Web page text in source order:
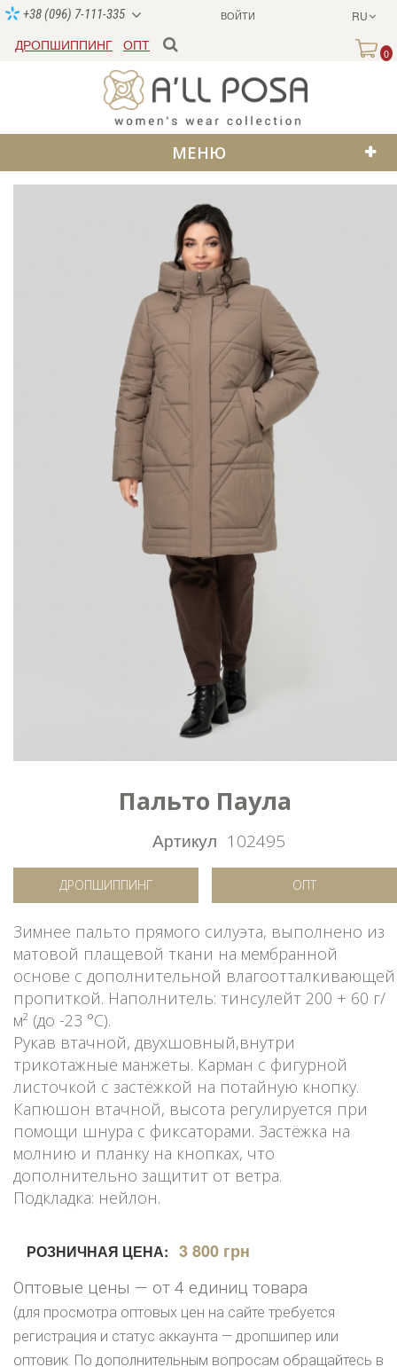
ВОЙТИ RU
+38 (096) 7-111-335
ДРОПШИППИНГ ОПТ
0
МЕНЮ
Пальто Паула
Артикул 102495
ДРОПШИППИНГ ОПТ
Зимнее пальто прямого силуэта, выполнено из
матовой плащевой ткани на мембранной
основе с дополнительной влагоотталкивающей
пропиткой. Наполнитель: тинсулейт 200 + 60 г/
м² (до -23 °C).
Рукав втачной, двухшовный,внутри
трикотажные манжеты. Карман с фигурной
листочкой с застёжкой на потайную кнопку.
Капюшон втачной, высота регулируется при
помощи шнура с фиксаторами. Застёжка на
молнию и планку на кнопках, что
дополнительно защитит от ветра.
Подкладка: нейлон.
РОЗНИЧНАЯ ЦЕНА: 3 800 грн
Оптовые цены — от 4 единиц товара
(для просмотра оптовых цен на сайте требуется
регистрация и статус аккаунта — дропшипер или
оптовик. По дополнительным вопросам обращайтесь в